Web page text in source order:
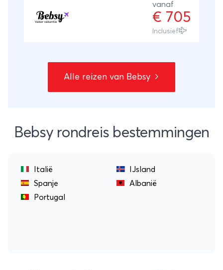
vanaf
€ 705
Inclusief
Alle reizen van Bebsy
Bebsy rondreis bestemmingen
Italië
Spanje
Portugal
IJsland
Albanië